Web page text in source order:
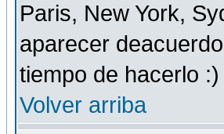
Paris, New York,
aparecer
tiempo de hacerlo :)
Volver arriba